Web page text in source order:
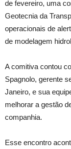
de fevereiro, uma
Geotecnia da
operacionais de
de modelagem
A comitiva contou
Spagnolo, gerente
Janeiro, e sua
melhorar a gestão
companhia.
Esse encontro